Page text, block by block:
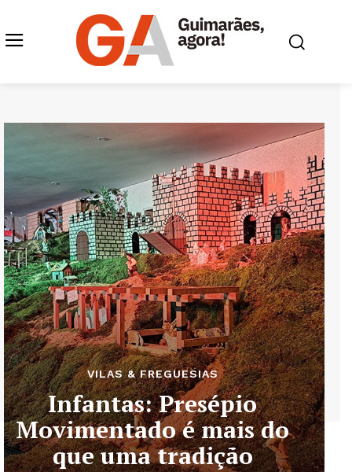
VILAS & FREGUESIAS
Infantas: Presépio
Movimentado é mais do
que uma tradição